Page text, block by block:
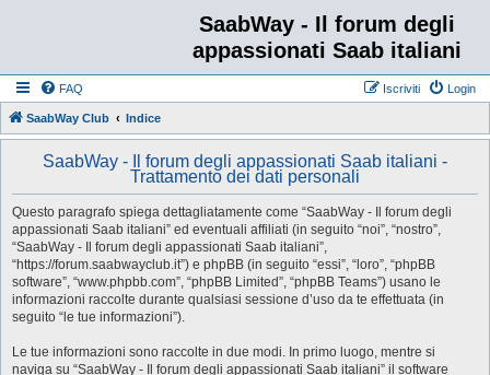
SaabWay - Il forum degli
appassionati Saab italiani
FAQ Login
Iscriviti
SaabWay Club Indice
SaabWay - Il forum degli appassionati Saab italiani -
Trattamento dei dati personali
Questo paragrafo spiega dettagliatamente come “SaabWay - Il forum degli
appassionati Saab italiani” ed eventuali affiliati (in seguito “noi”, “nostro”,
“SaabWay - Il forum degli appassionati Saab italiani”,
“https://forum.saabwayclub.it”) e phpBB (in seguito “essi”, “loro”, “phpBB
software”, “www.phpbb.com”, “phpBB Limited”, “phpBB Teams”) usano le
informazioni raccolte durante qualsiasi sessione d’uso da te effettuata (in
seguito “le tue informazioni”).
Le tue informazioni sono raccolte in due modi. In primo luogo, mentre si
naviga su “SaabWay - Il forum degli appassionati Saab italiani” il software